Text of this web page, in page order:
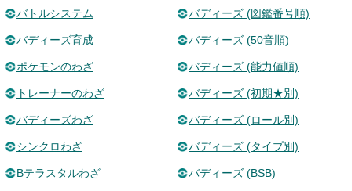
バトルシステム
バディーズ育成
ポケモンのわざ
トレーナーのわざ
バディーズわざ
シンクロわざ
Bテラスタルわざ
バディーズ (図鑑番号順)
バディーズ (50音順)
バディーズ (能力値順)
バディーズ (初期★別)
バディーズ (ロール別)
バディーズ (タイプ別)
バディーズ (BSB)